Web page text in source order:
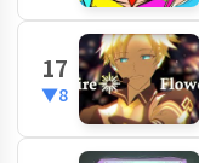
17
▼8